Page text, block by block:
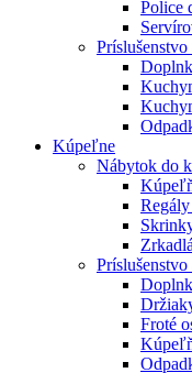
Police
Kúpeľne
Nábytok do
Zrkadlá
Froté